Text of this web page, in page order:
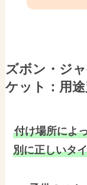
ズボン・ジ
ケット：用
付け場所によ
別に正しいタ